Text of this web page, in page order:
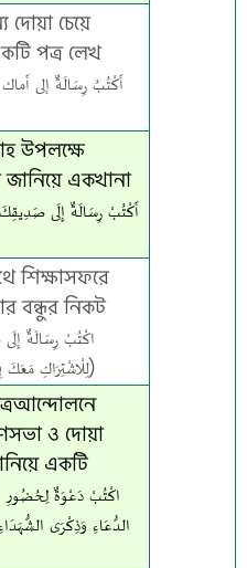
চেয়ে
পত্র লেখ
উপলক্ষে
একখানা
শিক্ষাসফরে
বন্ধুর নিকট
لِلْاشْتِرَاكِ مَعَكَ فِي رِحْلَةٍ عِلْمِيَّةٍ إِلَى كُوكَسْ بَازَارَ)
ও দোয়া
একটি
الدُّعَاءِ وَذِكْرَى